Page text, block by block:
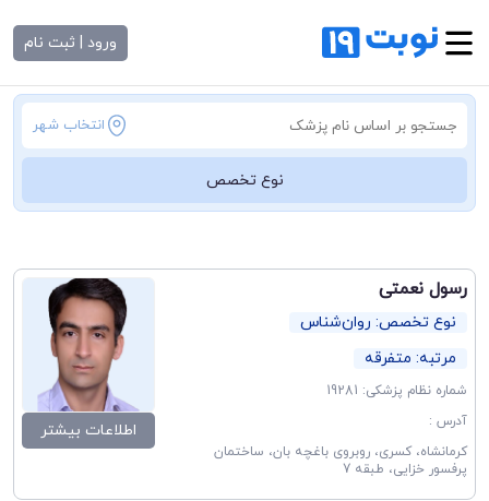
ورود | ثبت نام
انتخاب شهر
نوع تخصص
رسول نعمتی
نوع تخصص: روان‌شناس
مرتبه: متفرقه
شماره نظام پزشکی: 19281
آدرس :
کرمانشاه، کسری، روبروی باغچه بان، ساختمان
پرفسور خزایی، طبقه 7
اطلاعات بیشتر